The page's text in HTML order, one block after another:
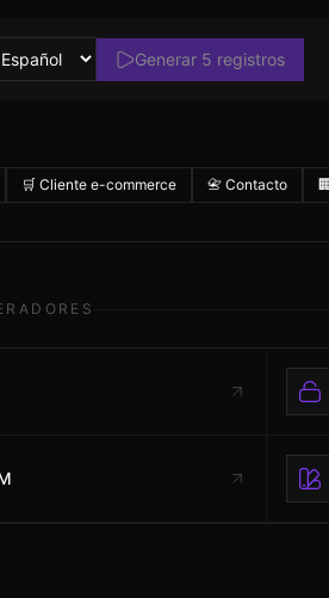
Generar 5 registros
🛒 Cliente e-commerce 📇 Contacto